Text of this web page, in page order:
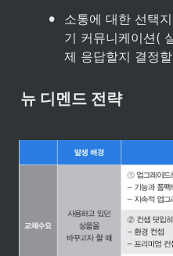
•
소통에 대한 선택
기 커뮤니케이션(
제 응답할지 결정
뉴 디멘드 전략